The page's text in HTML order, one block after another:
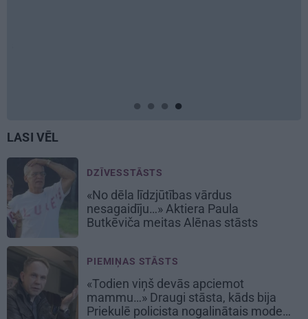
LASI VĒL
DZĪVESSTĀSTS
«No dēla līdzjūtības vārdus
nesagaidīju…» Aktiera Paula
Butkēviča meitas Alēnas stāsts
PIEMIŅAS STĀSTS
«Todien viņš devās apciemot
mammu…» Draugi stāsta, kāds bija
Priekulē policista nogalinātais modes